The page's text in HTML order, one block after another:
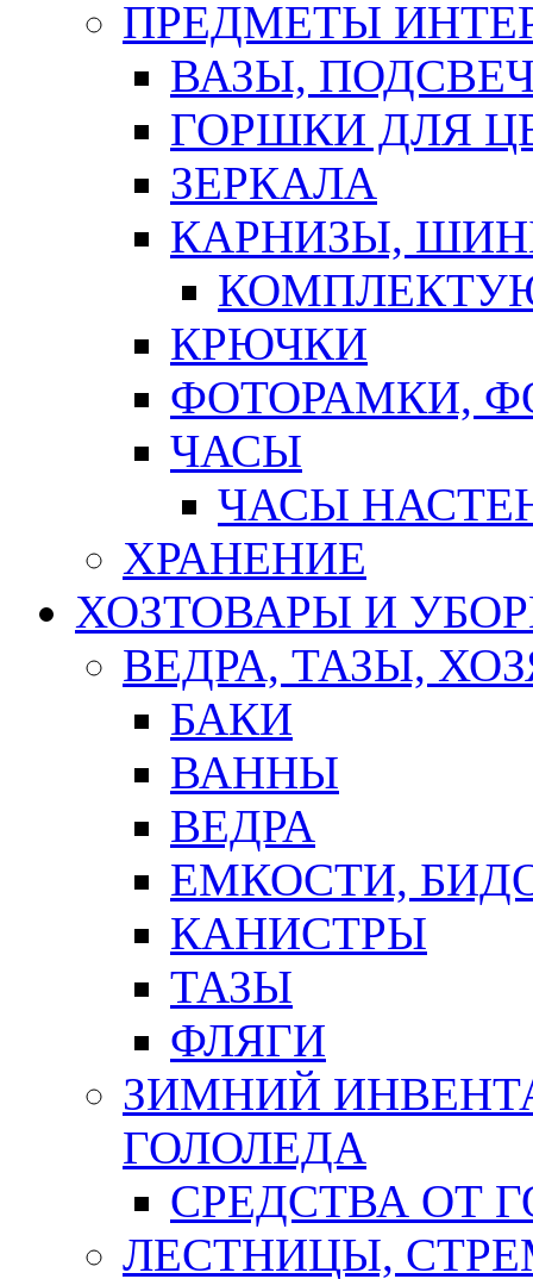
ПРЕДМЕТЫ
ВАЗЫ,
ГОРШКИ ДЛЯ
ЗЕРКАЛА
КАРНИЗЫ,
КРЮЧКИ
ФОТОРАМКИ,
ЧАСЫ
ЧАСЫ
ХРАНЕНИЕ
ХОЗТОВАРЫ И
ВЕДРА, ТАЗЫ,
БАКИ
ВАННЫ
ВЕДРА
ЕМКОСТИ,
КАНИСТРЫ
ТАЗЫ
ФЛЯГИ
ЗИМНИЙ
ГОЛОЛЕДА
СРЕДСТВА ОТ
ЛЕСТНИЦЫ,